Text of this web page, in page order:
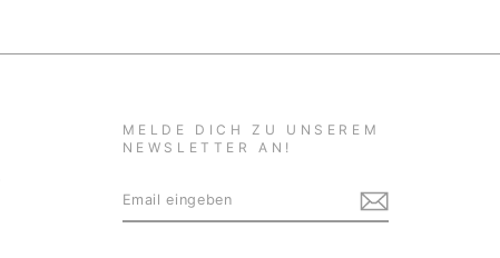
MELDE DICH ZU UNSEREM
NEWSLETTER AN!
EINGEBEN